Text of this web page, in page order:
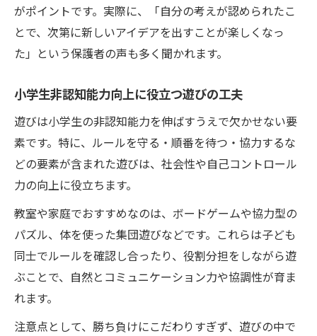
がポイントです。実際に、「自分の考えが認められたこ
とで、次第に新しいアイデアを出すことが楽しくなっ
た」という保護者の声も多く聞かれます。
小学生非認知能力向上に役立つ遊びの工夫
遊びは小学生の非認知能力を伸ばすうえで欠かせない要
素です。特に、ルールを守る・順番を待つ・協力するな
どの要素が含まれた遊びは、社会性や自己コントロール
力の向上に役立ちます。
教室や家庭でおすすめなのは、ボードゲームや協力型の
パズル、体を使った集団遊びなどです。これらは子ども
同士でルールを確認し合ったり、役割分担をしながら遊
ぶことで、自然とコミュニケーション力や協調性が育ま
れます。
注意点として、勝ち負けにこだわりすぎず、遊びの中で